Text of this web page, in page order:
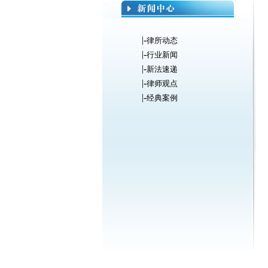
|-律所动态
|-行业新闻
|-新法速递
|-律师观点
|-经典案例